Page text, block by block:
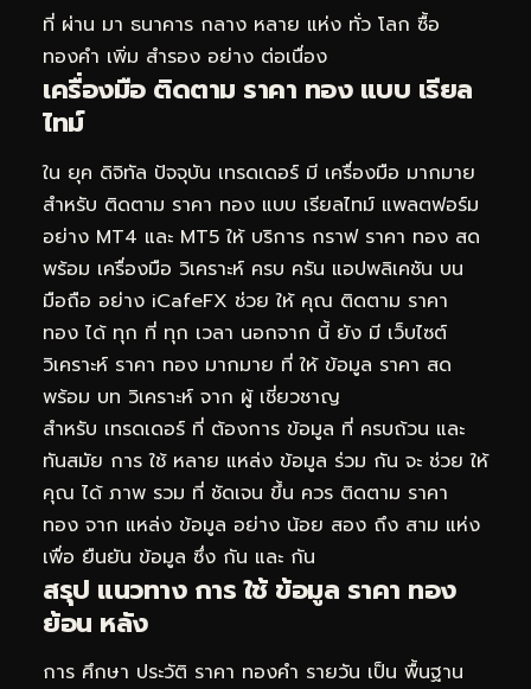
ที่ ผ่าน มา ธนาคาร กลาง หลาย แห่ง ทั่ว โลก ซื้อ
ทองคำ เพิ่ม สำรอง อย่าง ต่อเนื่อง
เครื่องมือ ติดตาม ราคา ทอง แบบ เรียล
ไทม์
ใน ยุค ดิจิทัล ปัจจุบัน เทรดเดอร์ มี เครื่องมือ มากมาย
สำหรับ ติดตาม ราคา ทอง แบบ เรียลไทม์ แพลตฟอร์ม
อย่าง MT4 และ MT5 ให้ บริการ กราฟ ราคา ทอง สด
พร้อม เครื่องมือ วิเคราะห์ ครบ ครัน แอปพลิเคชัน บน
มือถือ อย่าง iCafeFX ช่วย ให้ คุณ ติดตาม ราคา
ทอง ได้ ทุก ที่ ทุก เวลา นอกจาก นี้ ยัง มี เว็บไซต์
วิเคราะห์ ราคา ทอง มากมาย ที่ ให้ ข้อมูล ราคา สด
พร้อม บท วิเคราะห์ จาก ผู้ เชี่ยวชาญ
สำหรับ เทรดเดอร์ ที่ ต้องการ ข้อมูล ที่ ครบถ้วน และ
ทันสมัย การ ใช้ หลาย แหล่ง ข้อมูล ร่วม กัน จะ ช่วย ให้
คุณ ได้ ภาพ รวม ที่ ชัดเจน ขึ้น ควร ติดตาม ราคา
ทอง จาก แหล่ง ข้อมูล อย่าง น้อย สอง ถึง สาม แห่ง
เพื่อ ยืนยัน ข้อมูล ซึ่ง กัน และ กัน
สรุป แนวทาง การ ใช้ ข้อมูล ราคา ทอง
ย้อน หลัง
การ ศึกษา ประวัติ ราคา ทองคำ รายวัน เป็น พื้นฐาน